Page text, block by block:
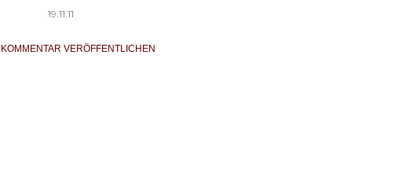
19.11.11
KOMMENTAR VERÖFFENTLICHEN